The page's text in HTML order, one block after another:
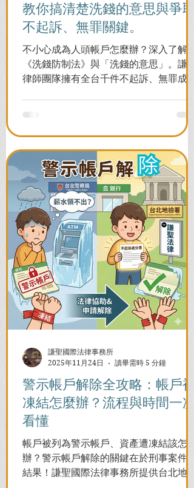
教你搞清楚洗錢的意思與爭取
不起訴、無罪關鍵。
不小心成為人頭帳戶怎麼辦？深入了解
《洗錢防制法》與「洗錢的意思」。謙聖
律師團隊擁有全台千件不起訴、無罪成功
警示帳戶解除全攻略：帳戶被
凍結怎麼辦？流程與時間一次
看懂
帳戶被列為警示帳戶、資產遭凍結該怎麼
辦？警示帳戶解除的關鍵在於刑事案件的
結果！謙聖國際法律事務所提供台北地檢
謙聖國際法律事務所
2025年11月24日
讀畢需時 5 分鐘